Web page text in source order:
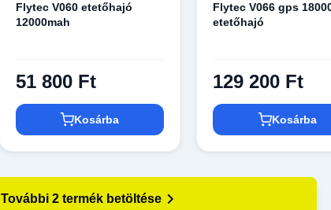
Flytec V060 etetőhajó
12000mah
51 800 Ft
Kosárba
Flytec V066 gps
etetőhajó
129 200 Ft
Kosárba
További 2 termék betöltése